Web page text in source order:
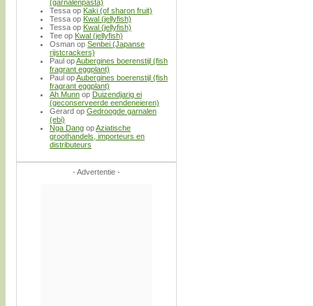
(garnalenpasta)
Tessa op Kaki (of sharon fruit)
Tessa op Kwal (jellyfish)
Tessa op Kwal (jellyfish)
Tee op Kwal (jellyfish)
Osman op Senbei (Japanse
rijstcrackers)
Paul opAubergines boerenstijl (fish
fragrant eggplant)
Paul opAubergines boerenstijl (fish
fragrant eggplant)
Ah Munn op Duizendjarig ei
(geconserveerde eendeneieren)
Gerard op Gedroogde garnalen
(ebi)
Nga Dang opAziatische
groothandels, importeurs en
distributeurs
- Advertentie -